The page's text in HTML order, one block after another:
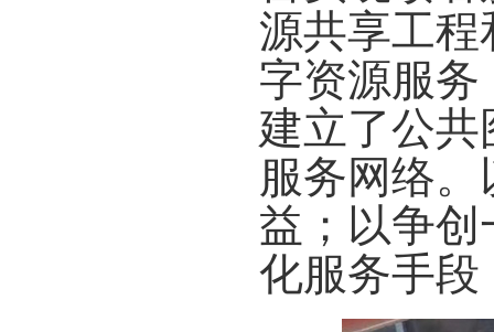
源共享工程
字资源服
建立了公
服务网络
益；以争
化服务手段